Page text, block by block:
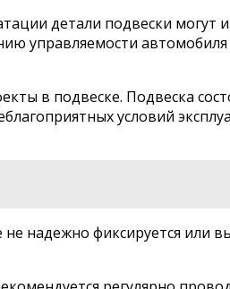
детали подвески могут
управляемости
в подвеске. Подвеска
условий
надежно фиксируется или